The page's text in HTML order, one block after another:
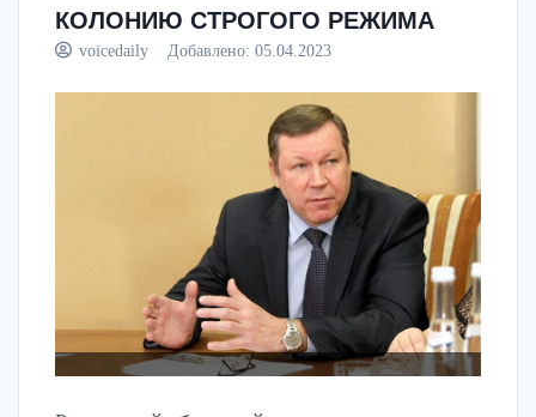
КОЛОНИЮ СТРОГОГО РЕЖИМА
voicedaily Добавлено: 05.04.2023